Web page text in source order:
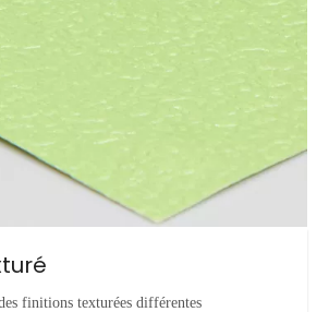
finitions texturées différentes